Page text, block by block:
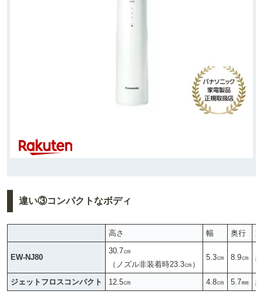
違い③コンパクトなボディ
高さ 幅 奥行
EW-NJ80
30.7㎝
（ノズル非装着時23.3㎝）
5.3㎝ 8.9㎝
ジェットフロスコンパクト 12.5㎝ 4.8㎝ 5.7㎜